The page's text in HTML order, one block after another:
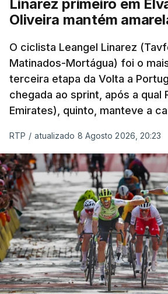
Linarez primeiro em
Oliveira mantém
O ciclista Leangel Linarez
Matinados-Mortágua) foi o
terceira etapa da Volta a
chegada ao sprint, após a qual
Emirates), quinto, manteve a
RTP / atualizado 8 Agosto 2026, 20:23